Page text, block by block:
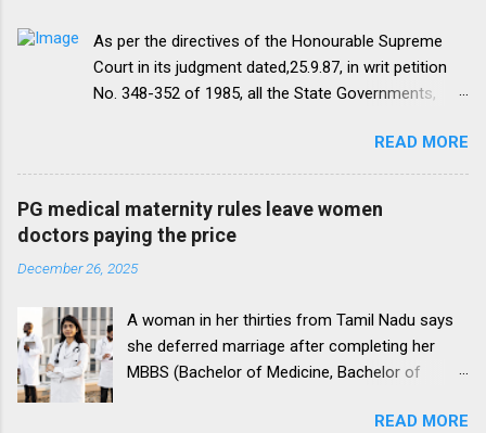
As per the directives of the Honourable Supreme
Court in its judgment dated,25.9.87, in writ petition
No. 348-352 of 1985, all the State Governments,
amend their rules and regulations to introduce a
uniform residency scheme by 1993 “A uniform
practice has to be evolved so that the discipline
would be introduced. We accordingly allow the
present arrangement to continue for a period of five
yearsI.e. upto 1992 inclusive. For admission
onepattern. All Universities and institutions shall take
timely steps to bring about such amendments as
may be necessary to bring statutes, regulations, and
rules obtaining in their respective institutions in
READ MORE
PG medical maternity rules leave women
doctors paying the price
December 26, 2025
A woman in her thirties from Tamil Nadu says
she deferred marriage after completing her
MBBS (Bachelor of Medicine, Bachelor of
Doctor of Medicine (M.D.), a postgraduateREAD MORE